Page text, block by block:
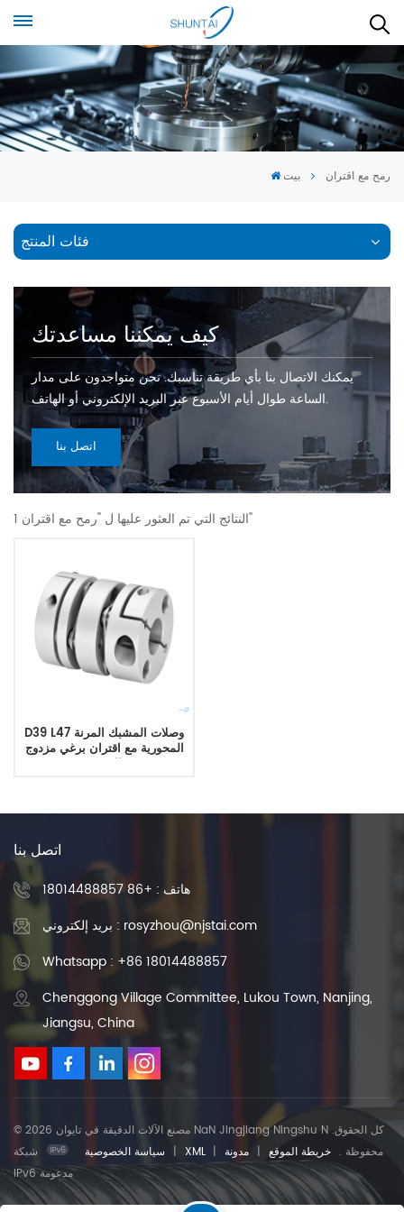
بيت رمح مع اقتران
فئات المنتج
كيف يمكننا مساعدتك
يمكنك الاتصال بنا بأي طريقة تناسبك. نحن متواجدون على مدار
الساعة طوال أيام الأسبوع عبر البريد الإلكتروني أو الهاتف.
اتصل بنا
1 النتائج التي تم العثور عليها ل "رمح مع اقتران"
D39 L47 وصلات المشبك المرنة
المحورية مع اقتران برغي مزدوج
القرص
اتصل بنا
هاتف : +86 18014488857
بريد إلكتروني : rosyzhou@njstai.com
Whatsapp : +86 18014488857
Chenggong Village Committee, Lukou Town, Nanjing,
Jiangsu, China
© 2026 مصنع الآلات الدقيقة في تايوان NaN Jingjiang Ningshu N .كل الحقوق
محفوظة . خريطة الموقع | مدونة |
XML
| سياسة الخصوصية
شبكة
IPv6 مدعومة